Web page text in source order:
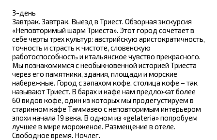
3-день
Завтрак. Завтрак. Выезд в Триест. Обзорная экскурсия
«Неповторимый шарм Триеста». Этот город сочетает в
себе черты трех культур: австрийскую аристократичность,
точность и страсть к чистоте, словенскую
работоспособность и итальянское чувство прекрасного.
Мы познакомимся с необыкновенной историей Триеста
через его памятники, здания, площади и морские
набережные. Город с запахом кофе, столица кофе – так
называют Триест. В барах и кафе нам предложат более
60 видов кофе, один из которых мы продегустируем в
старинном кафе Таммазео с неповторимым интерьером
эпохи начала 19 века. В одном из «gelateria» попробуем
лучшее в мире мороженое. Размещение в отеле.
Свободное время. Ночлег.